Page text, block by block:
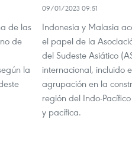
de las
de
la
09/01/2023 09:51
Indonesia y Malasia
el papel de la
del Sudeste Asiático
internacional, incluido
agrupación en la
región del Indo-
y pacífica.